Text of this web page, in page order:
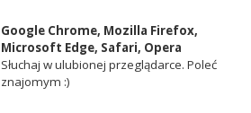
Google Chrome, Mozilla Firefox,
Microsoft Edge, Safari, Opera
Słuchaj w ulubionej przeglądarce. Poleć
znajomym :)